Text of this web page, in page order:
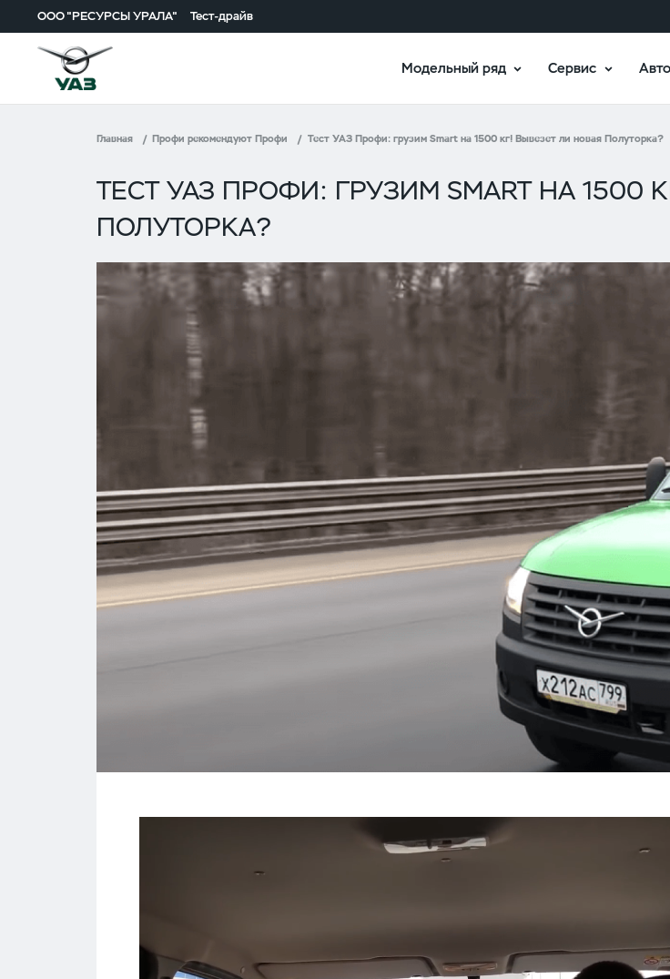
ООО "РЕСУРСЫ УРАЛА" Тест-драйв
Модельный ряд Сервис
Главная Профи рекомендуют Профи Тест УАЗ Профи: грузим Smart на 1500 кг! Вывезет ли новая Полуторка?
ТЕСТ УАЗ ПРОФИ: ГРУЗИМ SMART НА 1500
ПОЛУТОРКА?